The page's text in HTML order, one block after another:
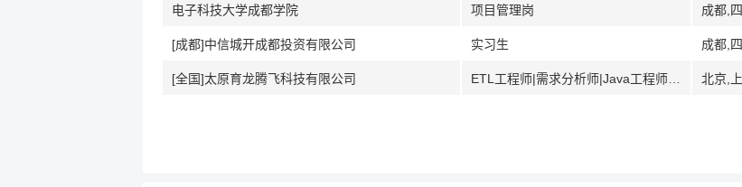
电子科技大学成都学院 项目管理岗 成都,四
[成都]中信城开成都投资有限公司 实习生 成都,四
[全国]太原育龙腾飞科技有限公司